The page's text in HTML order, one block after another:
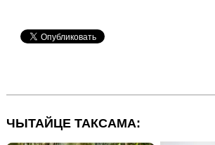
ЧЫТАЙЦЕ ТАКСАМА: